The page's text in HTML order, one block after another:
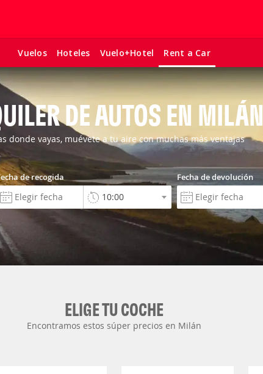
Vuelos Hoteles Vuelo+Hotel Rent a Car
DE AUTOS EN MILÁN
donde vayas, muévete a tu aire con muchas más ventajas
de recogida Fecha de devolución
ELIGE TU COCHE
Encontramos estos súper precios en Milán